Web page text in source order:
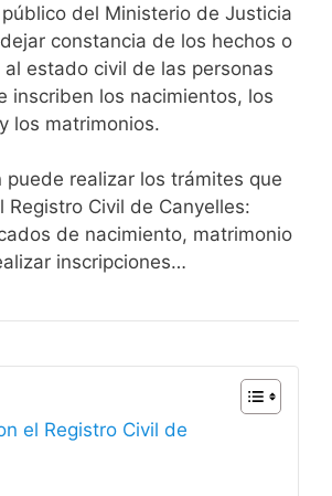
del Ministerio de Justicia
constancia de los hechos o
estado civil de las personas
inscriben los nacimientos, los
los matrimonios.
puede realizar los trámites que
Registro Civil de Canyelles:
de nacimiento, matrimonio
inscripciones…
el Registro Civil de